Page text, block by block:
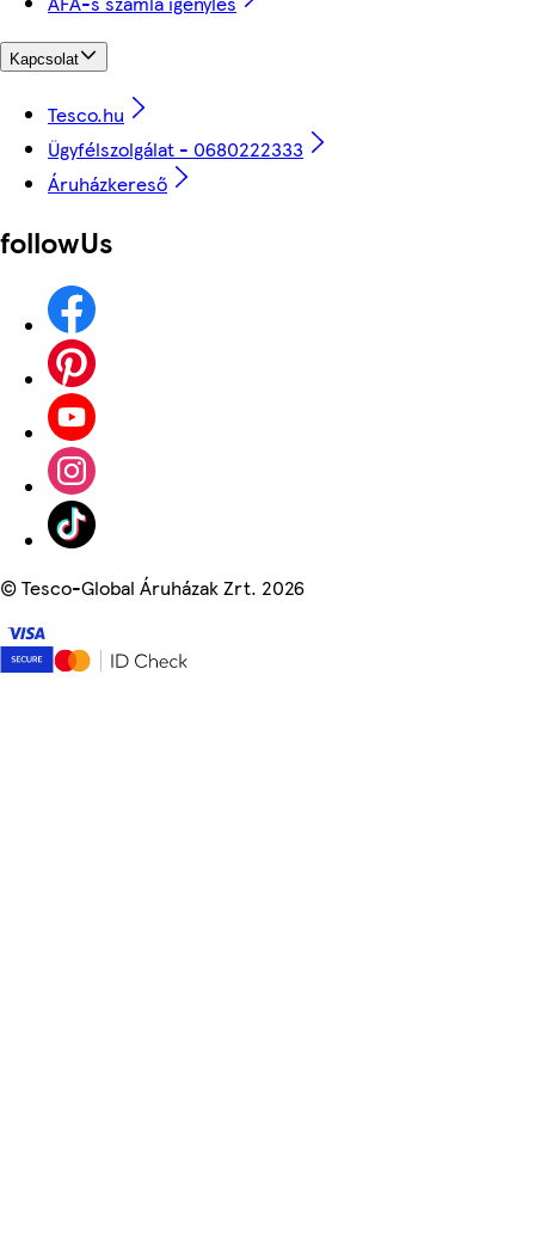
Kapcsolat
Tesco.hu
Ügyfélszolgálat - 0680222333
Áruházkereső
followUs
©Tesco-Global Áruházak Zrt. 2026